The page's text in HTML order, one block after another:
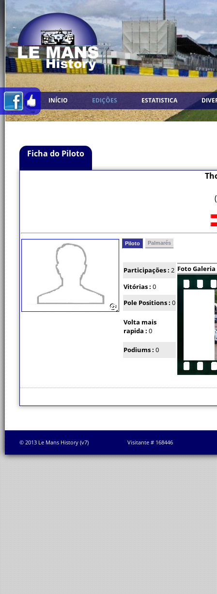
INÍCIO EDIÇÕES ESTATISTICA
Ficha do Piloto
Piloto Palmarés
Participações : 2 Foto Galeria
Vitórias : 0
Pole Positions : 0
Volta mais
rapida : 0
Podiums : 0
© 2013 Le Mans History (v7) Visitante # 168446